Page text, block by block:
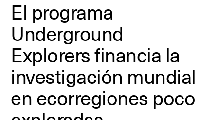
El programa
Underground
Explorers financia la
investigación mundial
en ecorregiones poco